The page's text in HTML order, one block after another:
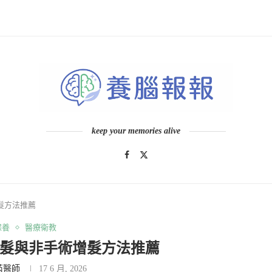
keep your memories alive
方法推薦
養 醫療衛教
與非手術增髮方法推薦
醫師 17 6 月, 2026